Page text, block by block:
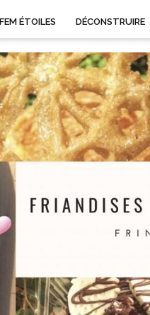
ÉTOILES DÉCONSTRUIRE